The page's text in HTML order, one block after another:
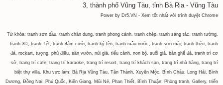
3, thành phố Vũng Tàu, tỉnh Bà Rịa - Vũng Tàu
Power by Dr5.VN - Xem tốt nhất với trình duyệt Chrome
Từ khóa: tranh sơn dầu, tranh chân dung, tranh phong cảnh, tranh chép, tranh sáng tác, tranh tường,
tranh 3D, tranh Tết, tranh đám cưới, tranh ký tên, tranh mầu nước, tranh sơn mài, tranh thêu, tranh
đá, rockart, tượng, phù điêu, sân vườn, núi giả, tiểu cảnh, non bộ, suối giả, bàn ghế đá, tranh trí cơ
sở, trang trí cafe, trang trí karaoke, trang trí resort, trang trí khách sạn, trang trí nhà hàng, trang trí
biệt thự villa. Khu vực làm: Bà Rịa Vũng Tàu, Tân Thành, Xuyên Mộc, Bình Châu, Long Hải, Bình
Dương, Đồng Nai, Phú Quốc, Kiên Giang, Mũi Né, Phan Thiết, Bình Thuận; Phòng tranh, Gallery, triển